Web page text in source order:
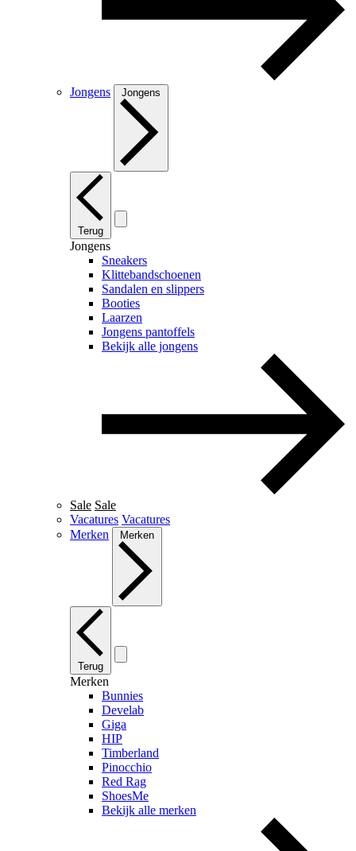
Jongens Jongens
Terug
Jongens
Sneakers
Klittebandschoenen
Sandalen en slippers
Booties
Laarzen
Jongens pantoffels
Bekijk alle jongens
Sale Sale
Vacatures Vacatures
Merken
Merken
Terug
Merken
Bunnies
Develab
Giga
HIP
Timberland
Pinocchio
Red Rag
ShoesMe
Bekijk alle merken